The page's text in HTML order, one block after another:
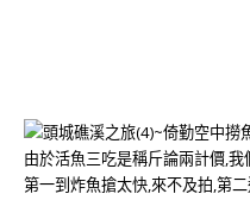
由於活魚三吃是稱斤論兩計價,
第一到炸魚搶太快,來不及拍,第